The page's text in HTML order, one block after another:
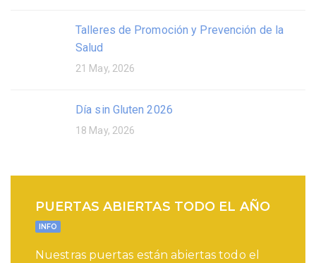
Talleres de Promoción y Prevención de la
Salud
21 May, 2026
Día sin Gluten 2026
18 May, 2026
PUERTAS ABIERTAS TODO EL AÑO
INFO
Nuestras puertas están abiertas todo el